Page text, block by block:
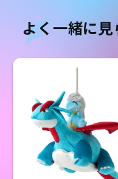
よく一緒に